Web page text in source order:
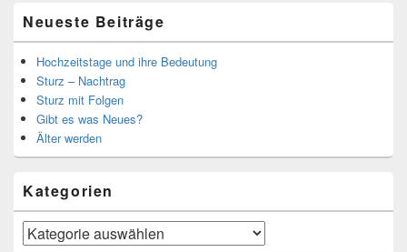
Neueste Beiträge
Hochzeitstage und ihre Bedeutung
Sturz – Nachtrag
Sturz mit Folgen
Gibt es was Neues?
Älter werden
Kategorien
Kategorien